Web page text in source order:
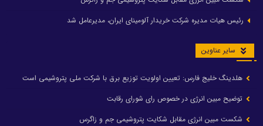
رئیس هیات مدیره شرکت خریدار آلومینای ایران، مدیرعامل شد
سایر عناوین
هلدینگ خلیج فارس: تعیین اولویت توزیع برق با شرکت ملی پتروشیمی است
توضیح مبین انرژی در خصوص رای شورای رقابت
شکست مبین انرژی مقابل شکایت پتروشیمی جم و زاگرس